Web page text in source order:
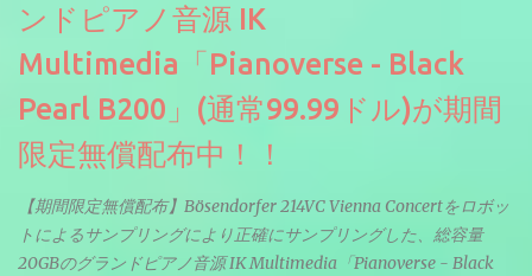
ンドピアノ音源 IK
Multimedia「Pianoverse - Black
Pearl B200」(通常99.99ドル)が期間
限定無償配布中！！
【期間限定無償配布】Bösendorfer 214VC Vienna Concertをロボッ
トによるサンプリングにより正確にサンプリングした、総容量
20GBのグランドピアノ音源 IK Multimedia「Pianoverse - Black